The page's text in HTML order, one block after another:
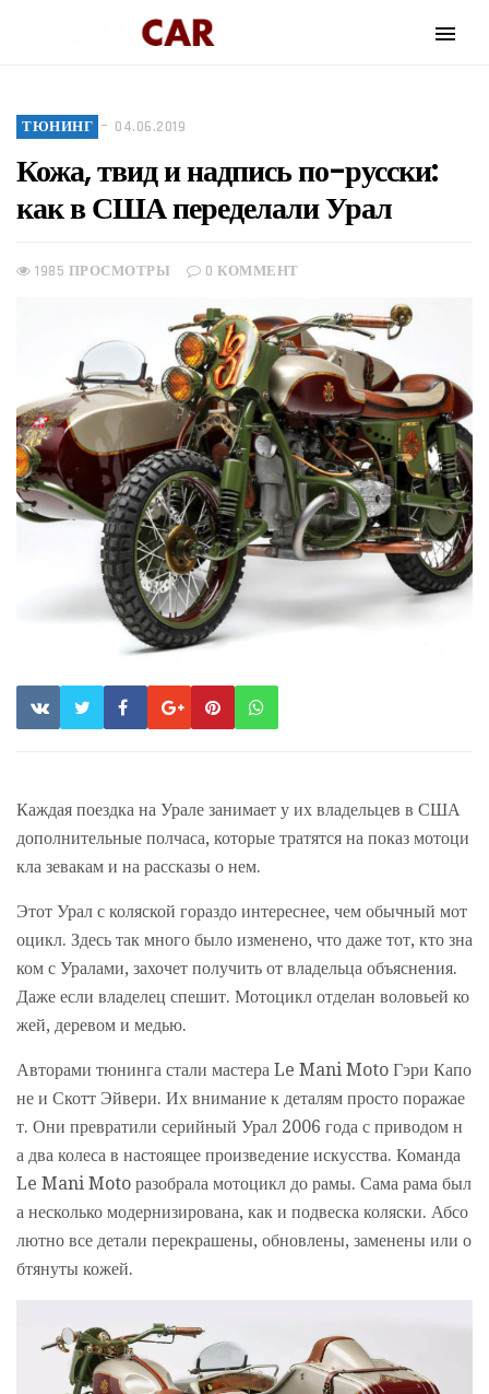
ТЮНИНГ 04.06.2019
Кожа, твид и надпись по-русски:
как в США переделали Урал
1985 ПРОСМОТРЫ 0 КОММЕНТ
Каждая поездка на Урале занимает у их владельцев в США
дополнительные полчаса, которые тратятся на показ мотоци
кла зевакам и на рассказы о нем.
Этот Урал с коляской гораздо интереснее, чем обычный мот
оцикл. Здесь так много было изменено, что даже тот, кто зна
ком с Уралами, захочет получить от владельца объяснения.
Даже если владелец спешит. Мотоцикл отделан воловьей ко
жей, деревом и медью.
Авторами тюнинга стали мастера Le Mani Moto Гэри Капо
не и Скотт Эйвери. Их внимание к деталям просто поражае
т. Они превратили серийный Урал 2006 года с приводом н
а два колеса в настоящее произведение искусства. Команда
Le Mani Moto разобрала мотоцикл до рамы. Сама рама был
а несколько модернизирована, как и подвеска коляски. Абсо
лютно все детали перекрашены, обновлены, заменены или о
бтянуты кожей.